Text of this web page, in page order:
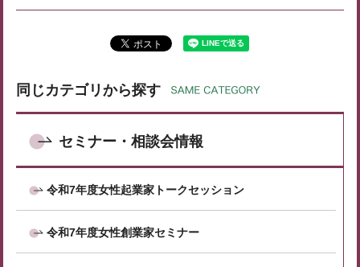
同じカテゴリから探す
セミナー・相談会情報
令和7年度女性起業家トークセッション
令和7年度女性創業家セミナー